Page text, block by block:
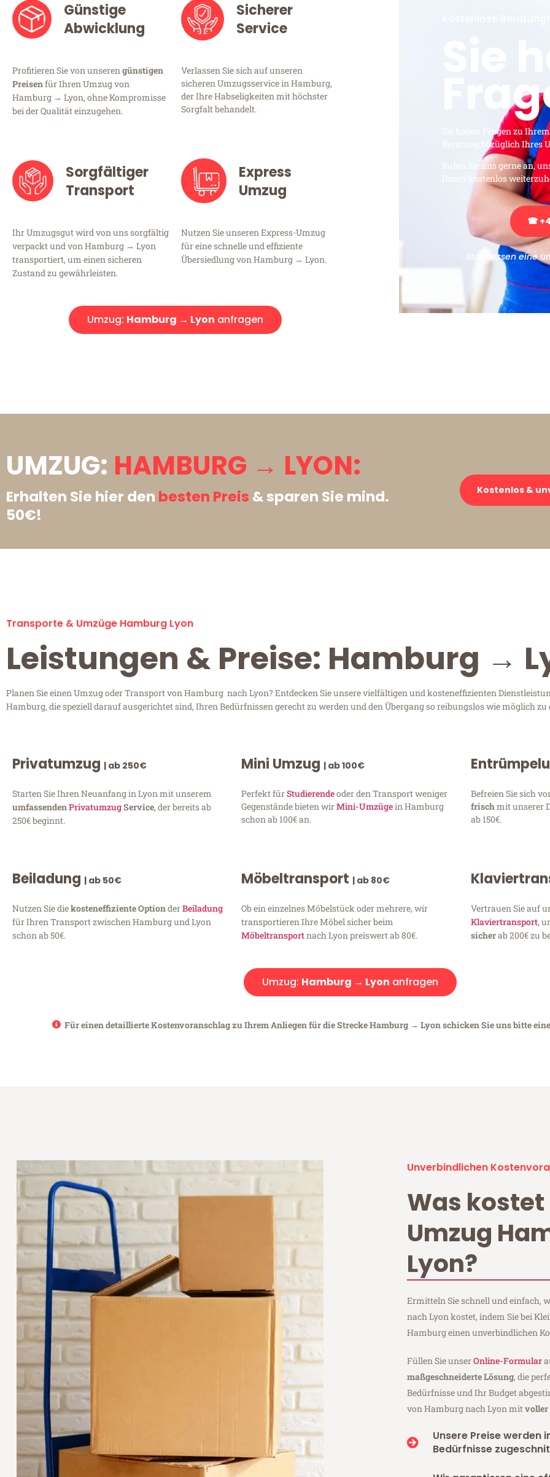
Günstige
Abwicklung
Profitieren Sie von unserengünstigen
Preisenfür Ihren Umzug von
Hamburg → Lyon, ohne Kompromisse
bei der Qualität einzugehen.
Sicherer
Service
Verlassen Sie sich auf unseren
sicheren Umzugsservice in Hamburg,
der Ihre Habseligkeiten mit höchster
Sorgfalt behandelt.
Sorgfältiger
Transport
Ihr Umzugsgut wird von uns sorgfältig
verpackt und von Hamburg → Lyon
transportiert, um einen sicheren
Zustand zu gewährleisten.
Express
Umzug
Nutzen Sie unseren Express-Umzug
für eine schnelle und effiziente
Übersiedlung von Hamburg → Lyon.
Umzug: Hamburg → Lyon anfragen
Sie
Sie haben Fragen zu
Beratung bezüglich Ihres
Rufen Sie uns gerne an,
Ihnen kostenlos
☎
Stattdessen eine
UMZUG: HAMBURG → LYON:
Erhalten Sie hier den besten Preis & sparen Sie mind.
50€!
Kostenlos &
Transporte & Umzüge Hamburg Lyon
Leistungen & Preise: Hamburg →
Planen Sie einen Umzug oder Transport von Hamburg nach Lyon? Entdecken Sie unsere vielfältigen und kosteneffizienten
Hamburg, die speziell darauf ausgerichtet sind, Ihren Bedürfnissen gerecht zu werden und den Übergang so reibungslos wie möglich zu
Privatumzug | ab 250€
Starten Sie Ihren Neuanfang in Lyon mit unserem
umfassendenPrivatumzugService, der bereits ab
250€ beginnt.
Mini Umzug | ab 100€
Perfekt fürStudierendeoder den Transport weniger
Gegenstände bieten wirMini-Umzügein Hamburg
schon ab 100€ an.
Befreien Sie sich
frischmit unserer
ab 150€.
Beiladung | ab 50€
Nutzen Sie diekosteneffiziente OptionderBeiladung
für Ihren Transport zwischen Hamburg und Lyon
schon ab 50€.
Möbeltransport | ab 80€
Ob ein einzelnes Möbelstück oder mehrere, wir
transportieren Ihre Möbel sicher beim
Möbeltransportnach Lyon preiswert ab 80€.
Vertrauen Sie auf
Klaviertransport,
sicherab 200€ zu
Umzug: Hamburg → Lyon anfragen
Für einen detaillierte Kostenvoranschlag zu Ihrem Anliegen für die Strecke Hamburg → Lyon schicken Sie uns bitte
Unverbindlichen
Was kostet
Umzug
Lyon?
Ermitteln Sie schnell und einfach,
nach Lyon kostet, indem Sie bei
Hamburg einen unverbindlichen
Füllen Sie unserOnline-Formular
maßgeschneiderte Lösung, die
Bedürfnisse und Ihr Budget
von Hamburg nach Lyon mitvoller
Unsere Preise werden
Bedürfnisse